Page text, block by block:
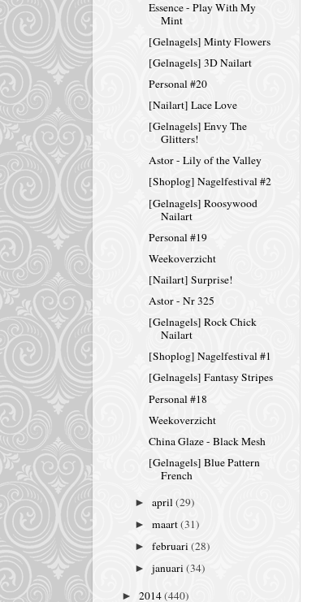
Essence - Play With My
Mint
[Gelnagels] Minty Flowers
[Gelnagels] 3D Nailart
Personal #20
[Nailart] Lace Love
[Gelnagels] Envy The
Glitters!
Astor - Lily of the Valley
[Shoplog] Nagelfestival #2
[Gelnagels] Roosywood
Nailart
Personal #19
Weekoverzicht
[Nailart] Surprise!
Astor - Nr 325
[Gelnagels] Rock Chick
Nailart
[Shoplog] Nagelfestival #1
[Gelnagels] Fantasy Stripes
Personal #18
Weekoverzicht
China Glaze - Black Mesh
[Gelnagels] Blue Pattern
French
►april(29)
►maart(31)
►februari(28)
►januari(34)
► 2014(440)